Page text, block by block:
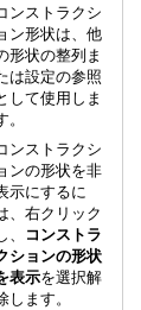
ンストラクシ
ン形状は、他
形状の整列ま
は設定の参照
して使用しま
。
ンストラクシ
ンの形状を非
示にするに
、右クリック
、
コンストラ
ションの形状
表示を選択解
します。